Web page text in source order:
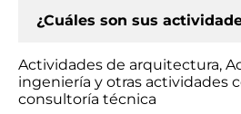
¿Cuáles son sus
Actividades de arquitectura,
ingeniería y otras actividades
consultoría técnica